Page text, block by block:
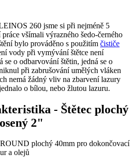
260 jsme si při nejméně 5
všímali výrazného šedo-černého
bylo prováděno s použitím čističe
vody při vymývání štětce není
se o odbarvování štětin, jedná se o
při zabrušování umělých vláken
nemá žádný vliv na zbarvení lazury
o bílou, nebo žlutou lazuru.
- Štětec plochý
2"
plochý 40mm pro dokončovací
a olejů